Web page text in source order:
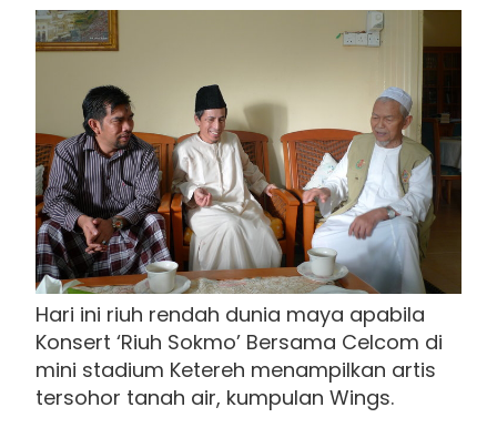
Hari ini riuh rendah dunia maya apabila
Konsert ‘Riuh Sokmo’ Bersama Celcom di
mini stadium Ketereh menampilkan artis
tersohor tanah air, kumpulan Wings.